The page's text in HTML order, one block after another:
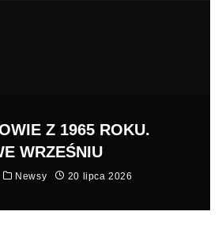
Z 1965 ROKU.
WRZEŚNIU
Newsy 20 lipca 2026